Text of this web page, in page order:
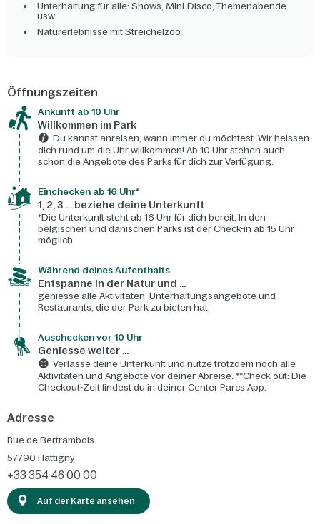
Unterhaltung für alle: Shows, Mini-Disco, Themenabende
usw.
Naturerlebnisse mit Streichelzoo
Öffnungszeiten
Ankunft ab 10 Uhr
Willkommen im Park
Du kannst anreisen, wann immer du möchtest. Wir heissen
dich rund um die Uhr willkommen! Ab 10 Uhr stehen auch
schon die Angebote des Parks für dich zur Verfügung.
Einchecken ab 16 Uhr*
1, 2, 3 ... beziehe deine Unterkunft
*Die Unterkunft steht ab 16 Uhr für dich bereit. In den
belgischen und dänischen Parks ist der Check-in ab 15 Uhr
möglich.
Während deines Aufenthalts
Entspanne in der Natur und ...
geniesse alle Aktivitäten, Unterhaltungsangebote und
Restaurants, die der Park zu bieten hat.
Auschecken vor 10 Uhr
Geniesse weiter ...
Verlasse deine Unterkunft und nutze trotzdem noch alle
Aktivitäten und Angebote vor deiner Abreise. **Check-out: Die
Checkout-Zeit findest du in deiner Center Parcs App.
Adresse
Rue de Bertrambois
57790 Hattigny
+33 354 46 00 00
Auf der Karte ansehen